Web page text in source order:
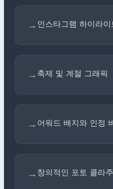
→ 인스타그램 하이라
→ 축제 및 계절 그래픽
→ 어워드 배지와 인정
→ 창의적인 포토 콜라